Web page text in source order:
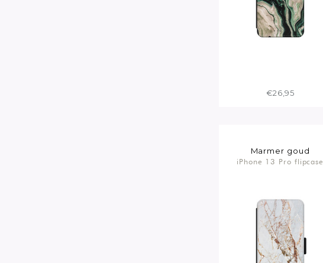
€26,95
Marmer goud
iPhone 13 Pro flipcase